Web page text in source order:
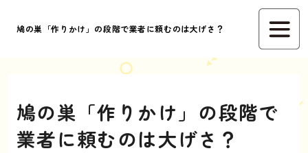
鳩の巣「作りかけ」の段階で業者に頼むのは大げさ？
鳩の巣「作りかけ」の段階で
業者に頼むのは大げさ？